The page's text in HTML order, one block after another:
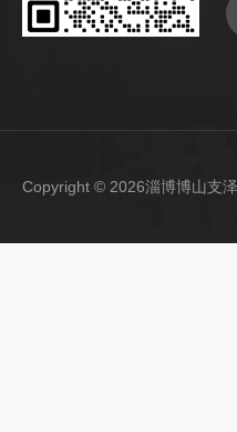
Copyright © 2026淄博博山支